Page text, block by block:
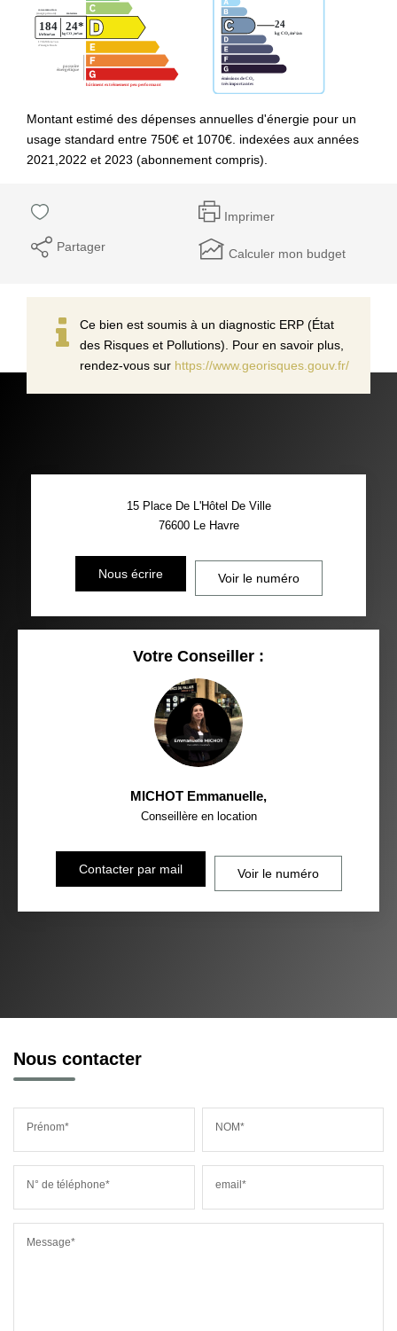
Montant estimé des dépenses annuelles d'énergie pour un
usage standard entre 750€ et 1070€. indexées aux années
2021,2022 et 2023 (abonnement compris).
Imprimer
Partager Calculer mon budget
Ce bien est soumis à un diagnostic ERP (État
des Risques et Pollutions). Pour en savoir plus,
rendez-vous sur https://www.georisques.gouv.fr/
15 Place De L'Hôtel De Ville
76600 Le Havre
Nous écrire Voir le numéro
Votre Conseiller :
MICHOT Emmanuelle,
Conseillère en location
Contacter par mail Voir le numéro
Nous contacter
Prénom* NOM*
N° de téléphone* email*
Message*